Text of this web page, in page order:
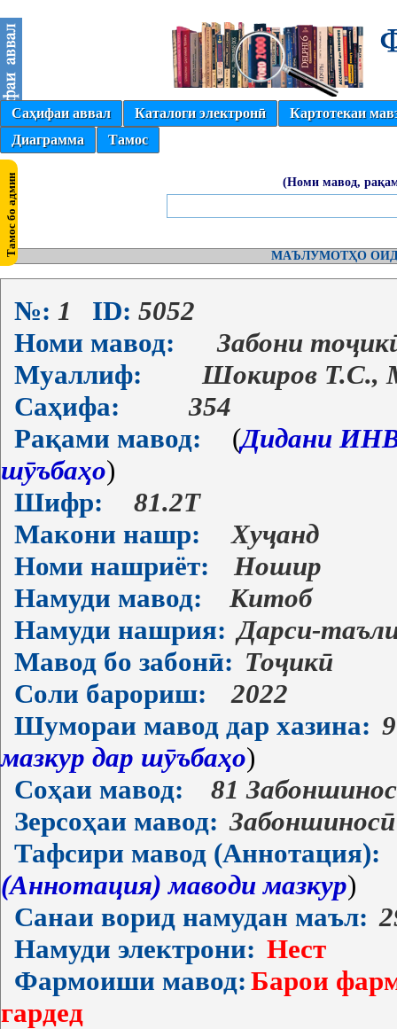
Саҳифаи аввал Каталоги электронӣ
Картотекаи
Диаграмма
Тамос
(Номи мавод,
МАЪЛУМОТҲО
№: 1 ID: 5052
Номи мавод:
Забони
Муаллиф:
Шокиров Т.С.,
Саҳифа:
354
Рақами мавод:
(Дидани
шӯъбаҳо)
Шифр:
81.2Т
Макони нашр:
Хуҷанд
Номи нашриёт:
Ношир
Намуди мавод:
Китоб
Намуди нашрия: Дарси-
Мавод бо забонӣ: Тоҷикӣ
Соли барориш:
2022
Шумораи мавод дар хазина:
мазкур дар шӯъбаҳо)
Соҳаи мавод:
81
Зерсоҳаи мавод: Забоншиносӣ
Тафсири мавод (Аннотация):
(Аннотация) маводи мазкур)
Санаи ворид намудан маъл:
Намуди электрони: Нест
Фармоиши мавод: Барои
гардед